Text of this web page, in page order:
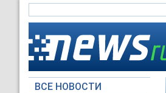
ВСЕ НОВОСТИ